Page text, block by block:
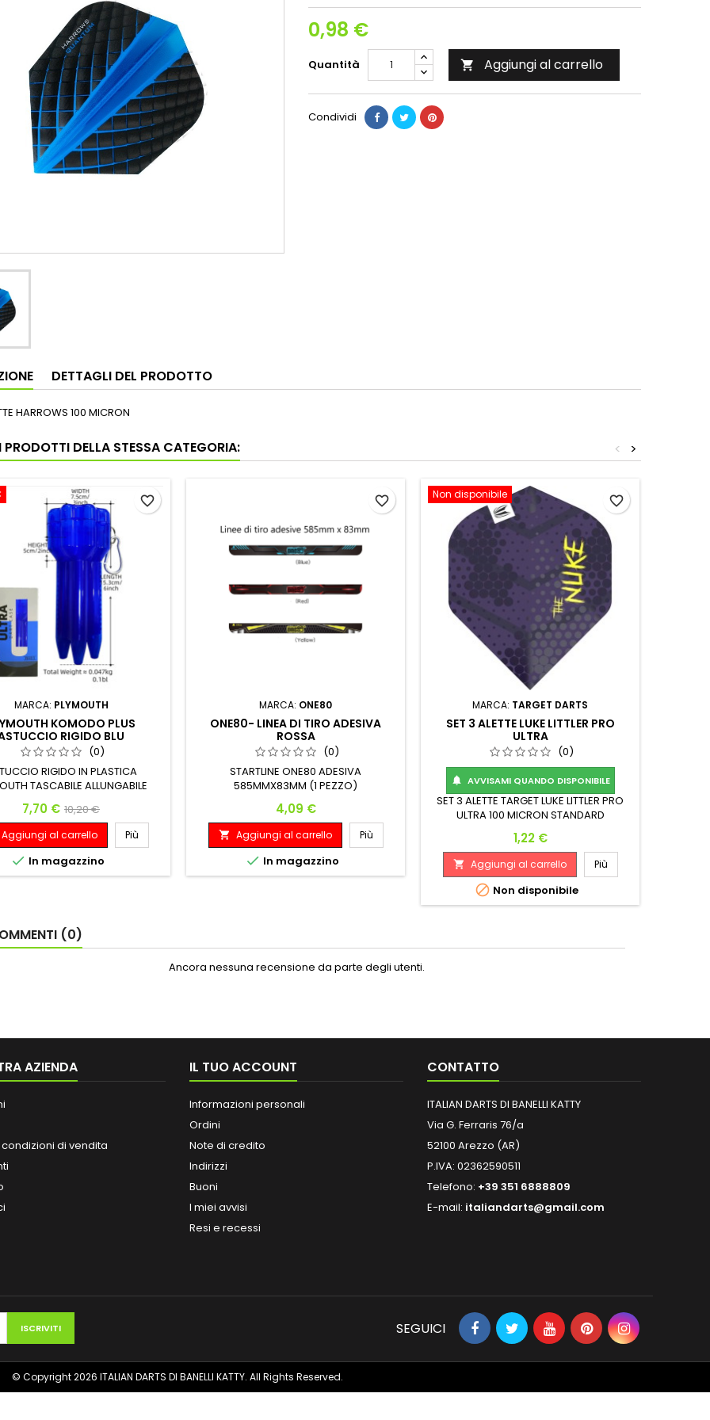
0,98 €
Quantità  Aggiungi al carrello
Condividi
DETTAGLI DEL PRODOTTO
HARROWS 100 MICRON
PRODOTTI DELLA STESSA CATEGORIA: >
<
MARCA: PLYMOUTH
KOMODO PLUS
RIGIDO BLU
(0)
RIGIDO IN PLASTICA
TASCABILE ALLUNGABILE
DI MOSCHETTONE
Prezzo
7,70 € Prezzo base
10,20 €
Aggiungi al carrello Più
 In magazzino
favorite_border
MARCA: ONE80
ONE80- LINEA DI TIRO ADESIVA
ROSSA
(0)
STARTLINE ONE80 ADESIVA
585MMX83MM (1 PEZZO)
Prezzo
4,09 €
 Aggiungi al carrello Più
 In magazzino
favorite_border Non disponibile
MARCA: TARGET DARTS
SET 3 ALETTE LUKE LITTLER PRO
ULTRA
(0)
 AVVISAMI QUANDO DISPONIBILE
SET 3 ALETTE TARGET LUKE LITTLER PRO
ULTRA 100 MICRON STANDARD
Prezzo
1,22 €
 Aggiungi al carrello Più
 Non disponibile
favorite_border
(0)
Ancora nessuna recensione da parte degli utenti.
AZIENDA
di vendita
IL TUO ACCOUNT
Informazioni personali
Ordini
Note di credito
Indirizzi
Buoni
I miei avvisi
Resi e recessi
CONTATTO
ITALIAN DARTS DI BANELLI KATTY
Via G. Ferraris 76/a
52100 Arezzo (AR)
P.IVA: 02362590511
Telefono: +39 351 6888809
E-mail: italiandarts@gmail.com
SEGUICI
© Copyright 2026 ITALIAN DARTS DI BANELLI KATTY. All Rights Reserved.